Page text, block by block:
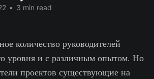
• 3 min read
количество руководителей
уровня и с различным опытом. Но
проектов существующие на